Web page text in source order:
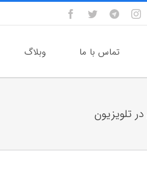
Facebook
TwitterCustom
وبلاگ تماس با ما
تلویزیون